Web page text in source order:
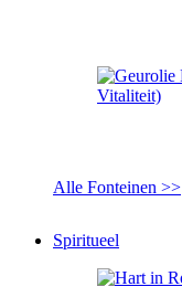
Alle Fonteinen >>
Spiritueel